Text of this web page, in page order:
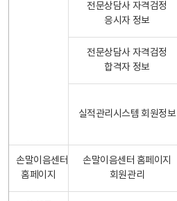
전문상담사 자격검정
응시자 정보
전문상담사 자격검정
합격자 정보
실적관리시스템 회원정보
손말이음센터
홈페이지
손말이음센터 홈페이지
회원관리